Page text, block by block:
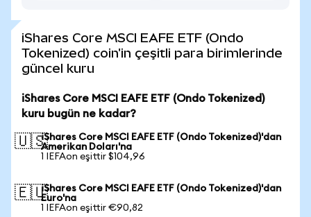
iShares Core MSCI EAFE ETF (Ondo
Tokenized) coin'in çeşitli para birimlerinde
güncel kuru
iShares Core MSCI EAFE ETF (Ondo Tokenized)
kuru bugün ne kadar?
🇺🇸iShares Core MSCI EAFE ETF (Ondo Tokenized)'dan
Amerikan Doları'na
1 IEFAon eşittir $104,96
🇪🇺iShares Core MSCI EAFE ETF (Ondo Tokenized)'dan
Euro'na
1 IEFAon eşittir €90,82